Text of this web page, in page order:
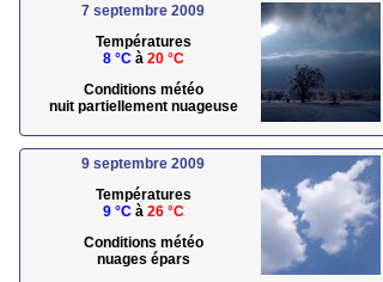
7 septembre 2009
Températures
8 °Cà 20 °C
Conditions météo
nuit partiellement nuageuse
9 septembre 2009
Températures
9 °Cà 26 °C
Conditions météo
nuages épars